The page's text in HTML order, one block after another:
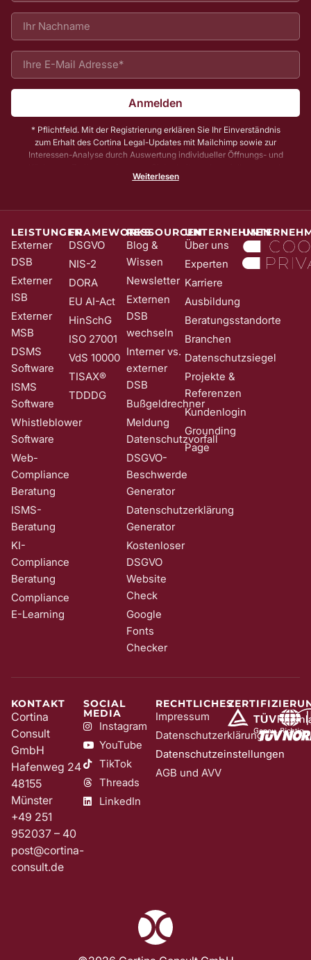
Anmelden
* Pflichtfeld. Mit der Registrierung erklären Sie Ihr Einverständnis
zum Erhalt des Cortina Legal-Updates mit Mailchimp sowie zur
Interessen-Analyse durch Auswertung individueller Öffnungs- und
noch eine E-Mail mit einem Bestätigungs-Link (sog. Double-Opt-In);
Wirkung für die Zukunft und ohne Angabe von Gründen widerrufen;
z. B. durch Klick auf den Abmeldelink am Ende jedes Newsletters.
Nähere Informationen zur Verarbeitung Ihrer Daten finden Sie in
Date​​​​nschutzerklärung .
Weiterlesen
LEISTUNGEN
Externer
DSB
Externer
ISB
Externer
MSB
DSMS
Software
ISMS
Software
Whistleblower
Software
Web-
Compliance
Beratung
ISMS-
Beratung
KI-
Compliance
Beratung
Compliance
E-Learning
FRAMEWORKS
DSGVO
NIS-2
DORA
EU AI-Act
HinSchG
ISO 27001
VdS 10000
TISAX®
TDDDG
RESSOURCEN
Blog &
Wissen
Newsletter
Externen
DSB
wechseln
Interner vs.
externer
DSB
Bußgeldrechner
Meldung
Datenschutzvorfall
DSGVO-
Beschwerde
Generator
Datenschutzerklärung
Generator
Kostenloser
DSGVO
Website
Check
Google
Fonts
Checker
UNTERNEHMEN
Über uns
Experten
Karriere
Ausbildung
Beratungsstandorte
Branchen
Datenschutzsiegel
Projekte &
Referenzen
Kundenlogin
Grounding
Page
KONTAKT
Cortina
Consult
GmbH
Hafenweg 24
48155
Münster
+49 251
952037 – 40
post@cortina-
consult.de
SOCIAL
MEDIA
Instagram
YouTube
TikTok
Threads
LinkedIn
RECHTLICHES
Impressum
Datenschutzerklärung
Datenschutzeinstellungen
AGB und AVV